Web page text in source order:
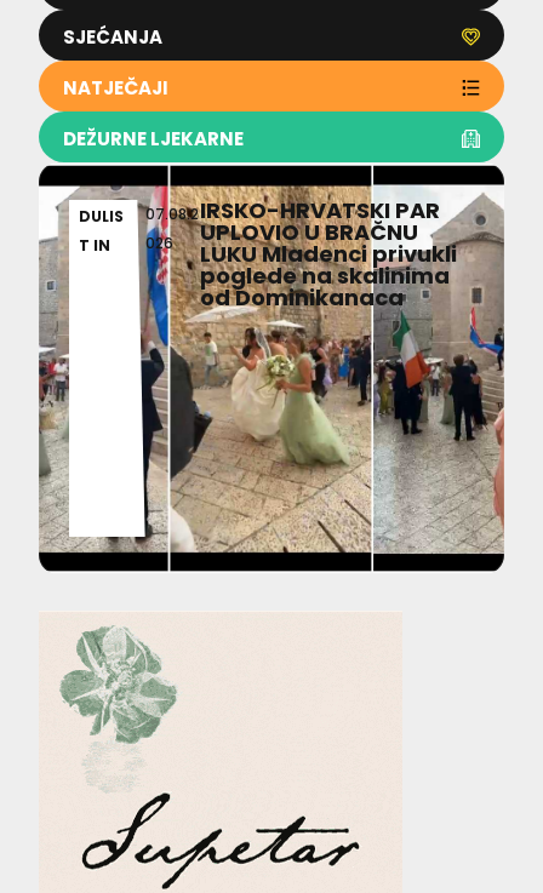
SJEĆANJA
NATJEČAJI
DEŽURNE LJEKARNE
DULIS
T IN
07.08.2
026
IRSKO-HRVATSKI PAR
UPLOVIO U BRAČNU
LUKU Mladenci privukli
poglede na skalinima
od Dominikanaca